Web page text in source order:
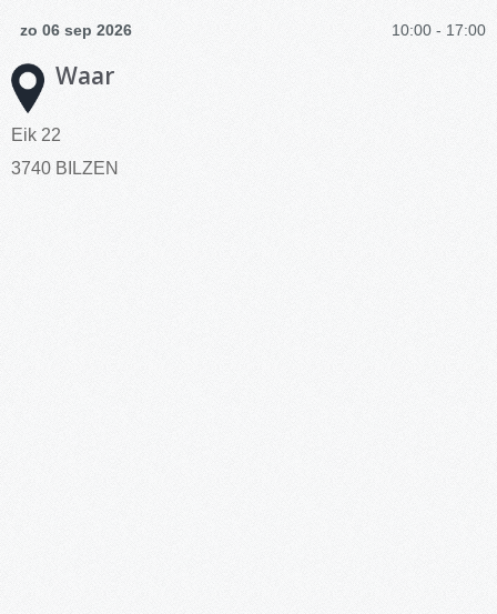
zo 06 sep 2026 10:00 - 17:00
Waar
Eik 22
3740 BILZEN